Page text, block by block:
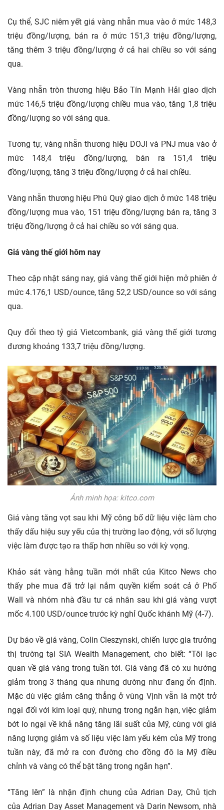
Cụ thể, SJC niêm yết giá vàng nhẫn mua vào ở mức 148,3
triệu đồng/lượng, bán ra ở mức 151,3 triệu đồng/lượng,
tăng thêm 3 triệu đồng/lượng ở cả hai chiều so với sáng
qua.
Vàng nhẫn tròn thương hiệu Bảo Tín Mạnh Hải giao dịch
mức 146,5 triệu đồng/lượng chiều mua vào, tăng 1,8 triệu
đồng/lượng so với sáng qua.
Tương tự, vàng nhẫn thương hiệu DOJI và PNJ mua vào ở
mức 148,4 triệu đồng/lượng, bán ra 151,4 triệu
đồng/lượng, tăng 3 triệu đồng/lượng ở cả hai chiều.
Vàng nhẫn thương hiệu Phú Quý giao dịch ở mức 148 triệu
đồng/lượng mua vào, 151 triệu đồng/lượng bán ra, tăng 3
triệu đồng/lượng ở cả hai chiều so với sáng qua.
Giá vàng thế giới hôm nay
Theo cập nhật sáng nay, giá vàng thế giới hiện mở phiên ở
mức 4.176,1 USD/ounce, tăng 52,2 USD/ounce so với sáng
qua.
Quy đổi theo tỷ giá Vietcombank, giá vàng thế giới tương
đương khoảng 133,7 triệu đồng/lượng.
Ảnh minh họa: kitco.com
Giá vàng tăng vọt sau khi Mỹ công bố dữ liệu việc làm cho
thấy dấu hiệu suy yếu của thị trường lao động, với số lượng
việc làm được tạo ra thấp hơn nhiều so với kỳ vọng.
Khảo sát vàng hằng tuần mới nhất của Kitco News cho
thấy phe mua đã trở lại nắm quyền kiểm soát cả ở Phố
Wall và nhóm nhà đầu tư cá nhân sau khi giá vàng vượt
mốc 4.100 USD/ounce trước kỳ nghỉ Quốc khánh Mỹ (4-7).
Dự báo về giá vàng, Colin Cieszynski, chiến lược gia trưởng
thị trường tại SIA Wealth Management, cho biết: “Tôi lạc
quan về giá vàng trong tuần tới. Giá vàng đã có xu hướng
giảm trong 3 tháng qua nhưng dường như đang ổn định.
Mặc dù việc giảm căng thẳng ở vùng Vịnh vẫn là một trở
ngại đối với kim loại quý, nhưng trong ngắn hạn, việc giảm
bớt lo ngại về khả năng tăng lãi suất của Mỹ, cùng với giá
năng lượng giảm và số liệu việc làm yếu kém của Mỹ trong
tuần này, đã mở ra con đường cho đồng đô la Mỹ điều
chỉnh và vàng có thể bật tăng trong ngắn hạn”.
“Tăng lên” là nhận định chung của Adrian Day, Chủ tịch
của Adrian Day Asset Management và Darin Newsom, nhà